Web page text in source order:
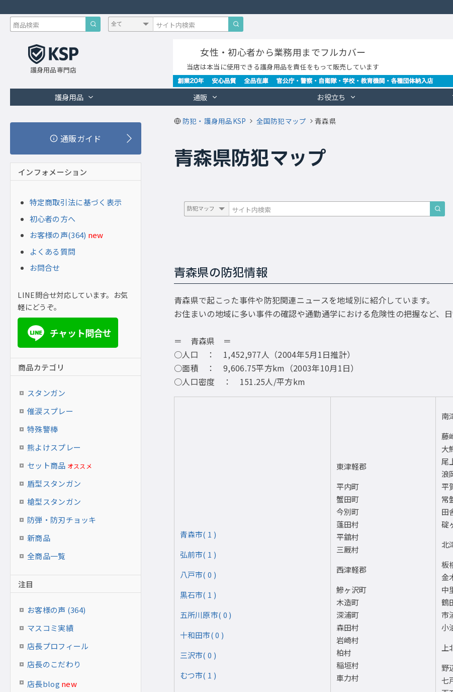
護身用品専門店
女性・初心者から業務用までフルカバー
当店は本当に使用できる護身用品を責任をもって販売しています
護身用品 通販 お役立ち
防犯・護身用品KSP 全国防犯マップ 青森県
青森県防犯マップ
青森県の防犯情報
青森県で起こった事件や防犯関連ニュースを地域別に紹介しています。
お住まいの地域に多い事件の確認や通勤通学における危険性の把握など、
＝ 青森県 ＝
○人口 ： 1,452,977人（2004年5月1日推計）
○面積 ： 9,606.75平方km（2003年10月1日）
○人口密度 ： 151.25人/平方km
青森市( 1 )
弘前市( 1 )
八戸市( 0 )
黒石市( 1 )
五所川原市( 0 )
十和田市( 0 )
三沢市( 0 )
むつ市( 1 )
東津軽郡
平内町
蟹田町
今別町
蓬田村
平舘村
三厩村
西津軽郡
鰺ヶ沢町
木造町
深浦町
森田村
岩崎村
柏村
稲垣村
車力村
南
藤
大
尾
浪
平
常
田
碇
北
板
金
中
鶴
市
小
上
野
七
通販ガイド
インフォメーション
特定商取引法に基づく表示
初心者の方へ
お客様の声(364) new
よくある質問
お問合せ
LINE問合せ対応しています。お気
軽にどうぞ。
LINE チャット問合せ
商品カテゴリ
スタンガン
催涙スプレー
特殊警棒
熊よけスプレー
セット商品 オススメ
盾型スタンガン
槍型スタンガン
防弾・防刃チョッキ
新商品
全商品一覧
注目
お客様の声 (364)
マスコミ実績
店長プロフィール
店長のこだわり
店長blog new